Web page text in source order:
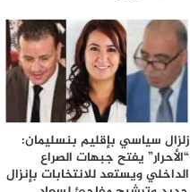
زلزال سياسي بإقليم بنسليمان:
“الأحرار” يفتح جبهات الصراع
الداخلي ويستعد للانتخابات بإنزال